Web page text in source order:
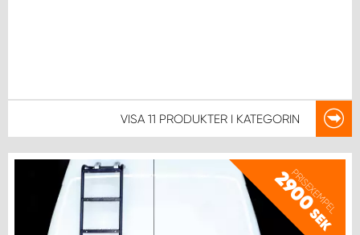
VISA 11 PRODUKTER I KATEGORIN
PRISEXEMPEL
2900
SEK